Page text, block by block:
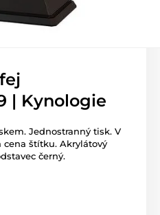
| Kynologie
Jednostranný tisk. V
štítku. Akrylátový
černý.